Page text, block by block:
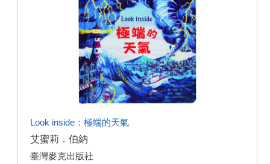
Look inside：極端的天氣
艾蜜莉．伯納
臺灣麥克出版社